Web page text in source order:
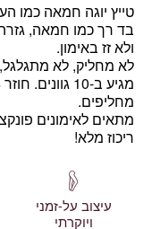
טייץ יוגה חמאה כמו
בד רך כמו חמאה,
ולא זז באימון.
לא מחליק, לא מתגלגל,
מחליפים.
מתאים לאימונים
ריכוז מלא!
עיצוב על-זמני
ויוקרתי